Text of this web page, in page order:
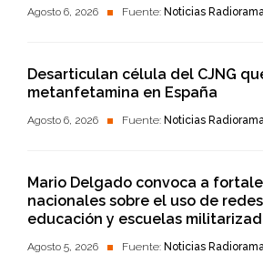
Agosto 6, 2026 Fuente: Noticias
Desarticulan célula del CJNG
metanfetamina en España
Agosto 6, 2026 Fuente: Noticias
Mario Delgado convoca a
nacionales sobre el uso de
educación y escuelas
Agosto 5, 2026 Fuente: Noticias